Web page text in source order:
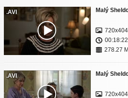
.AVI Malý
720x404
00:18:22
278.27
.AVI Malý
720x404